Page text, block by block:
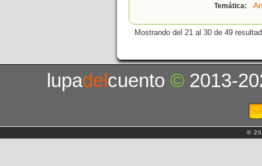
Temática:
Mostrando del 21 al 30 de 49
lupadelcuento© 2013-
©